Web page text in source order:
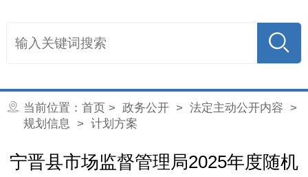
当前位置： 首页 > 政务公开> 法定主动公开内容 >
规划信息 > 计划方案
宁晋县市场监督管理局2025年度随机